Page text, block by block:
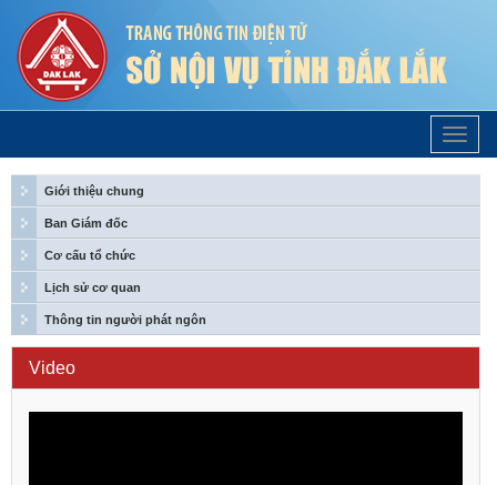
Trang
Chủ
Giới thiệu chung
Ban Giám đốc
Cơ cấu tổ chức
Lịch sử cơ quan
Thông tin người phát ngôn
Video